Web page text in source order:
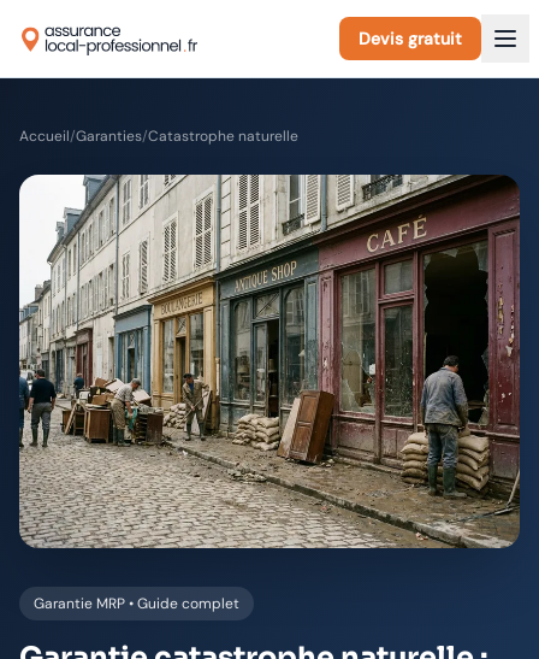
Devis gratuit
Accueil/Garanties/Catastrophe naturelle
Garantie MRP • Guide complet